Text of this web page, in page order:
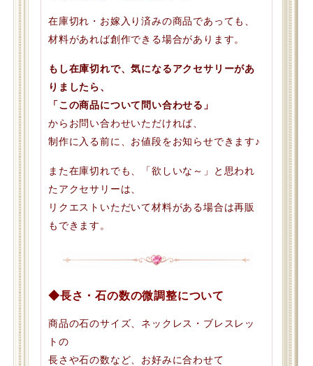
在庫切れ・お嫁入り済みの商品であっても、
材料があれば創作できる場合があります。
もし在庫切れで、気になるアクセサリーがあ
りましたら、
「この商品について問い合わせる」
からお問い合わせいただければ、
制作に入る前に、お値段をお知らせできます♪
また在庫切れでも、「欲しいな～」と思われ
たアクセサリーは、
リクエストいただいて材料がある場合は再販
もできます。
◆長さ・石の数の微調整について
商品の石のサイズ、ネックレス・ブレスレッ
トの
長さや石の数など、お好みに合わせて